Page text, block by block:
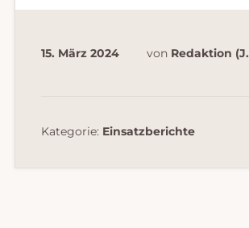
15. März 2024 von Redaktion
Kategorie: Einsatzberichte